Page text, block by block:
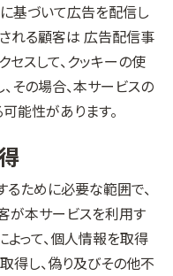
基づいて広告を配信し
れる顧客は 広告配信事
スして、クッキーの使
その場合、本サービスの
能性があります。
ために必要な範囲で、
が本サービスを利用す
って、個人情報を取得
得し、偽り及びその他不